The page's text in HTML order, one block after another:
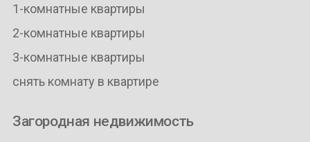
1-комнатные квартиры
2-комнатные квартиры
3-комнатные квартиры
снять комнату в квартире
Загородная недвижимость